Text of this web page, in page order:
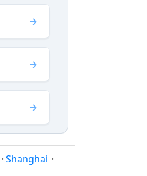
· Shanghai ·